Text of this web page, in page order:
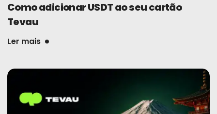
Como adicionar USDT ao seu cartão
Tevau
Ler mais